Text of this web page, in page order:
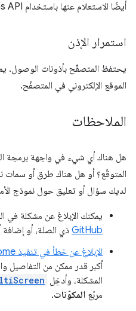
أيضًا الاستعلام عنها باستخدام Permissions API.
استمرار الإذن
يحتفظ المتصفّح بأذونات الوصول.
الموقع الإلكتروني في المتصفّح.
الملاحظات
هل هناك أي شيء في واجهة برمجة
المتوقّع؟ أو هل هناك طرق أو سمات
لديك سؤال أو تعليق حول نموذج
يمكنك الإبلاغ عن مشكلة في
GitHub ذي الصلة، أو إضافة
الإبلاغ عن خطأ في تنفيذ Chrome
أكبر قدر ممكن من التفاصيل
المشكلة، وأدخِل
مربّع المكوّنات.